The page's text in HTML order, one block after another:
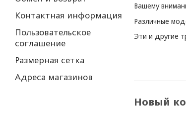
Вашему
Различные
Эти и другие
Новый
Контактная информация
Пользовательское
соглашение
Размерная сетка
Адреса магазинов